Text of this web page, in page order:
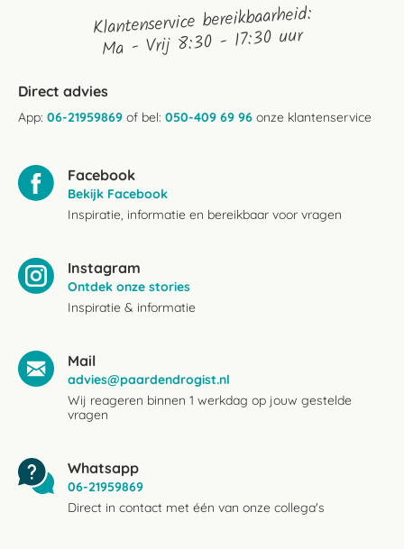
Klantenservice bereikbaarheid:
Ma - Vrij 8:30 - 17:30 uur
Direct advies
App: 06-21959869 of bel: 050-409 69 96 onze klantenservice
Facebook
Bekijk Facebook
Inspiratie, informatie en bereikbaar voor vragen
Instagram
Ontdek onze stories
Inspiratie & informatie
Mail
advies@paardendrogist.nl
Wij reageren binnen 1 werkdag op jouw gestelde
vragen
Whatsapp
06-21959869
Direct in contact met één van onze collega's